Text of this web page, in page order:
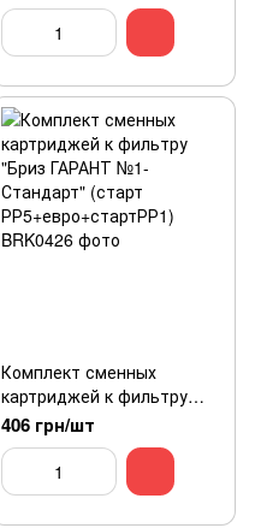
Комплект сменных
картриджей к фильтру
"Бриз ГАРАНТ №1-
Стандарт" (старт
РР5+евро+стартРР1)
406 грн/шт